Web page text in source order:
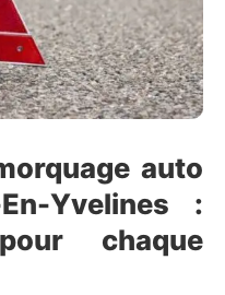
auto
Yvelines :
chaque